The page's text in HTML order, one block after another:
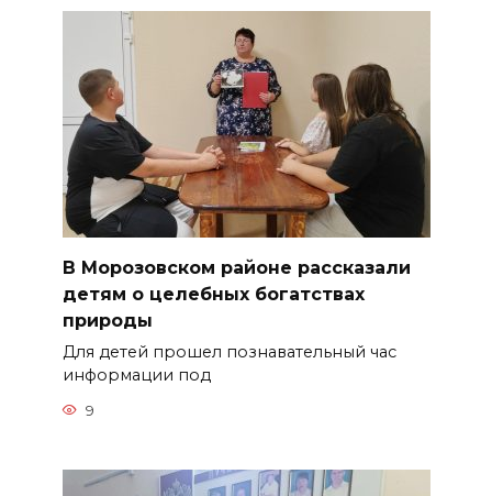
В Морозовском районе рассказали
детям о целебных богатствах
природы
Для детей прошел познавательный час
информации под
9